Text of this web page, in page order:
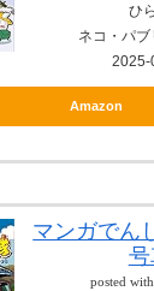
ひ
ネコ・パ
2025-
Amazon
マンガでん
posted with